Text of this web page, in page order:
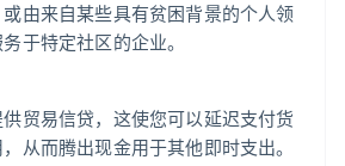
由来自某些具有贫困背景的个人领
于特定社区的企业。
贸易信贷，这使您可以延迟支付货
从而腾出现金用于其他即时支出。